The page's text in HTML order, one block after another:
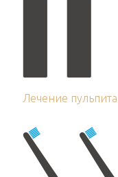
Лечение пульпита